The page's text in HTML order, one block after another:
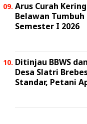
Arus Curah
Belawan Tumbuh
Semester I 2026
Ditinjau BBWS
Desa Slatri
Standar, Petani